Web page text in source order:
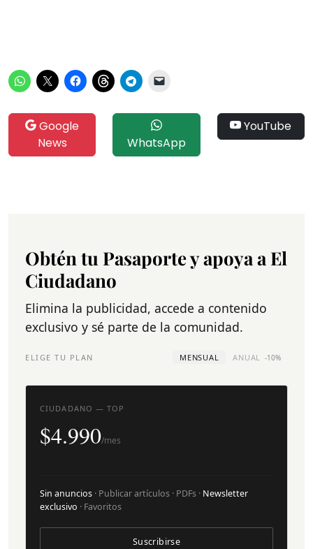
Google
News
WhatsApp
YouTube
Obtén tu Pasaporte y apoya a El
Ciudadano
Elimina la publicidad, accede a contenido
exclusivo y sé parte de la comunidad.
ELIGE TU PLAN MENSUAL ANUAL -10%
CIUDADANO — TOP
$4.990/mes
Sin anuncios · Publicar artículos · PDFs · Newsletter
exclusivo · Favoritos
Suscribirse